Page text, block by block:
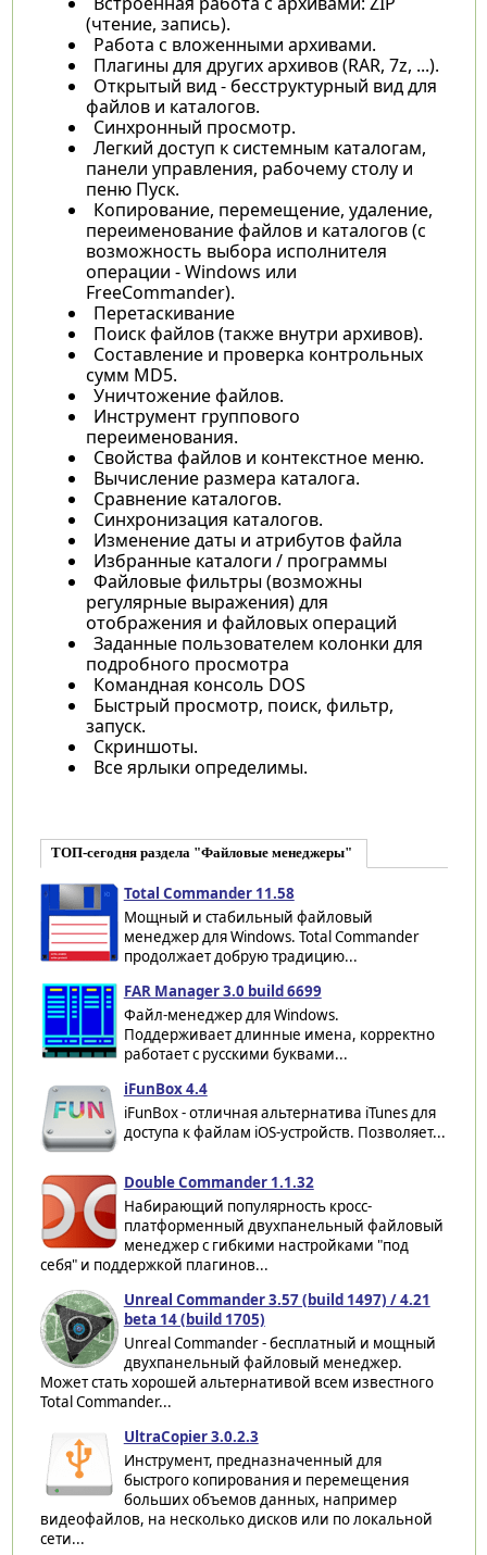
(чтение, запись).
Работа с вложенными архивами.
Плагины для других архивов (RAR, 7z, ...).
Открытый вид - бесструктурный вид для
файлов и каталогов.
Синхронный просмотр.
Легкий доступ к системным каталогам,
панели управления, рабочему столу и
пеню Пуск.
Копирование, перемещение, удаление,
переименование файлов и каталогов (с
возможность выбора исполнителя
операции - Windows или
FreeCommander).
Перетаскивание
Поиск файлов (также внутри архивов).
Составление и проверка контрольных
сумм MD5.
Уничтожение файлов.
Инструмент группового
переименования.
Свойства файлов и контекстное меню.
Вычисление размера каталога.
Сравнение каталогов.
Синхронизация каталогов.
Изменение даты и атрибутов файла
Избранные каталоги / программы
Файловые фильтры (возможны
регулярные выражения) для
отображения и файловых операций
Заданные пользователем колонки для
подробного просмотра
Командная консоль DOS
Быстрый просмотр, поиск, фильтр,
запуск.
Скриншоты.
Все ярлыки определимы.
ТОП-сегодня раздела "Файловые менеджеры"
Total Commander 11.58
Мощный и стабильный файловый
менеджер для Windows. Total Commander
продолжает добрую традицию...
FAR Manager 3.0 build 6699
Файл-менеджер для Windows.
Поддерживает длинные имена, корректно
работает с русскими буквами...
iFunBox 4.4
iFunBox - отличная альтернатива iTunes для
доступа к файлам iOS-устройств. Позволяет...
Double Commander 1.1.32
Набирающий популярность кросс-
платформенный двухпанельный файловый
менеджер с гибкими настройками "под
себя" и поддержкой плагинов...
Unreal Commander 3.57 (build 1497) / 4.21
beta 14 (build 1705)
Unreal Commander - бесплатный и мощный
двухпанельный файловый менеджер.
Может стать хорошей альтернативой всем известного
Total Commander...
UltraCopier 3.0.2.3
Инструмент, предназначенный для
быстрого копирования и перемещения
больших объемов данных, например
видеофайлов, на несколько дисков или по локальной
сети...